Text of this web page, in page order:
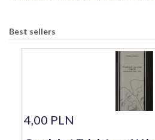
Best sellers
4,00 PLN